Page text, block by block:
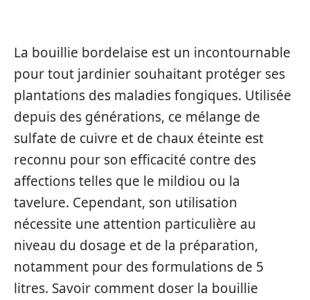
La bouillie bordelaise est un incontournable
pour tout jardinier souhaitant protéger ses
plantations des maladies fongiques. Utilisée
depuis des générations, ce mélange de
sulfate de cuivre et de chaux éteinte est
reconnu pour son efficacité contre des
affections telles que le mildiou ou la
tavelure. Cependant, son utilisation
nécessite une attention particulière au
niveau du dosage et de la préparation,
notamment pour des formulations de 5
litres. Savoir comment doser la bouillie